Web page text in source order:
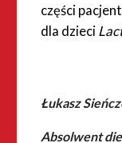
części
dla dzieci
Łukasz
Absolwent